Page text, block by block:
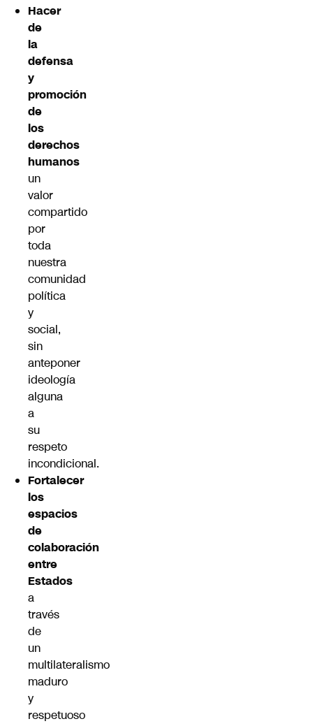
Hacer
de
la
defensa
y
promoción
de
los
derechos
humanos
un
valor
compartido
por
toda
nuestra
comunidad
política
y
social,
sin
anteponer
ideología
alguna
a
su
respeto
incondicional.
Fortalecer
los
espacios
de
colaboración
entre
Estados
a
través
de
un
multilateralismo
maduro
y
respetuoso